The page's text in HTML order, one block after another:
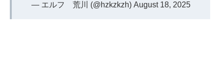
— エルフ 荒川 (@hzkzkzh) August 18, 2025